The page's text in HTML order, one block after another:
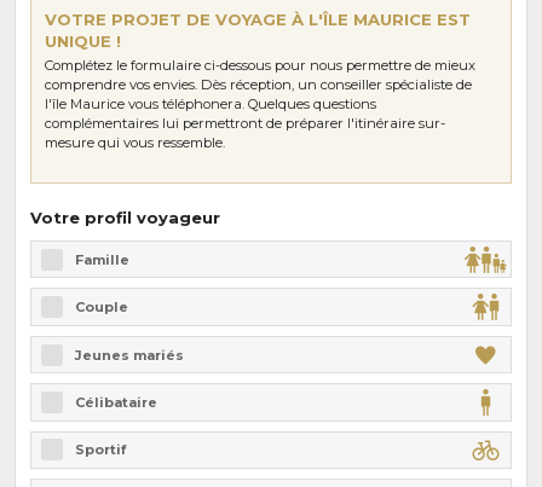
VOTRE PROJET DE VOYAGE À L'ÎLE MAURICE EST
UNIQUE !
Complétez le formulaire ci-dessous pour nous permettre de mieux
comprendre vos envies. Dès réception, un conseiller spécialiste de
l'île Maurice vous téléphonera. Quelques questions
complémentaires lui permettront de préparer l'itinéraire sur-
mesure qui vous ressemble.
Votre profil voyageur
Famille
Couple
Jeunes mariés
Célibataire
Sportif